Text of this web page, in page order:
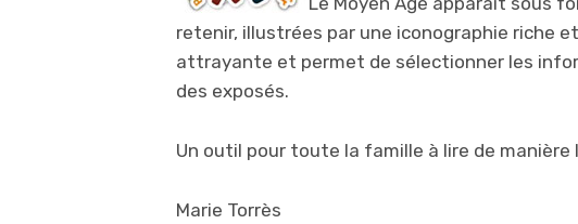
retenir, illustrées par une iconographie riche
attrayante et permet de sélectionner les
des exposés.
Un outil pour toute la famille à lire de manière
Marie Torrès